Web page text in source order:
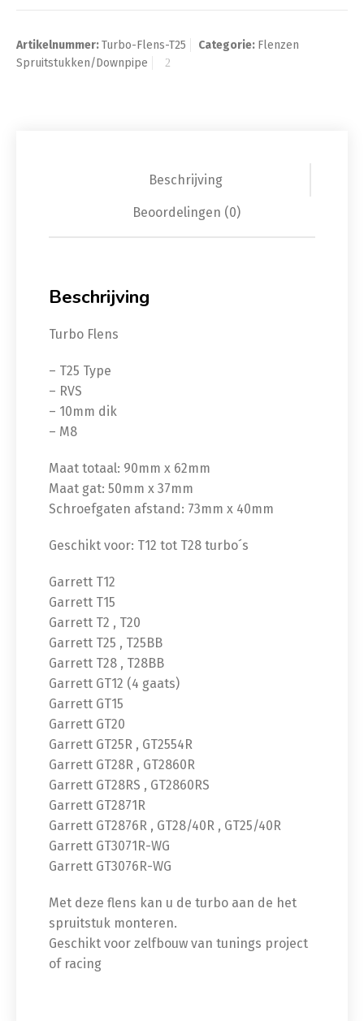
Artikelnummer:Turbo-Flens-T25 Categorie: Flenzen
Spruitstukken/Downpipe
Beschrijving
Beoordelingen (0)
Beschrijving
Turbo Flens
– T25 Type
– RVS
– 10mm dik
– M8
Maat totaal: 90mm x 62mm
Maat gat: 50mm x 37mm
Schroefgaten afstand: 73mm x 40mm
Geschikt voor: T12 tot T28 turbo´s
Garrett T12
Garrett T15
Garrett T2 , T20
Garrett T25 , T25BB
Garrett T28 , T28BB
Garrett GT12 (4 gaats)
Garrett GT15
Garrett GT20
Garrett GT25R , GT2554R
Garrett GT28R , GT2860R
Garrett GT28RS , GT2860RS
Garrett GT2871R
Garrett GT2876R , GT28/40R , GT25/40R
Garrett GT3071R-WG
Garrett GT3076R-WG
Met deze flens kan u de turbo aan de het
spruitstuk monteren.
Geschikt voor zelfbouw van tunings project
of racing